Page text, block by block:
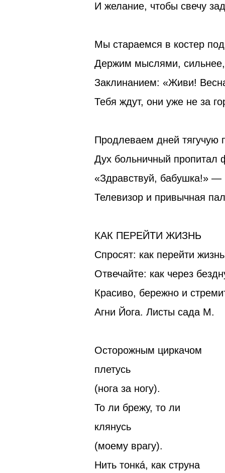
И желание, чтобы свечу
Мы стараемся в костер
Держим мыслями,
Заклинанием: «Живи!
Тебя ждут, они уже не за
Продлеваем дней тягучую
Дух больничный пропитал
«Здравствуй, бабушка!» —
Телевизор и привычная
КАК ПЕРЕЙТИ ЖИЗНЬ
Спросят: как перейти
Отвечайте: как через
Красиво, бережно и
Агни Йога. Листы сада М.
Осторожным циркачом
плетусь
(нога за ногу).
То ли брежу, то ли
клянусь
(моему врагу).
Нить тонкá, как струна